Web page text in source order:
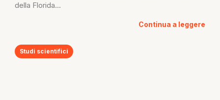
della Florida...
Continua a leggere
Studi scientifici